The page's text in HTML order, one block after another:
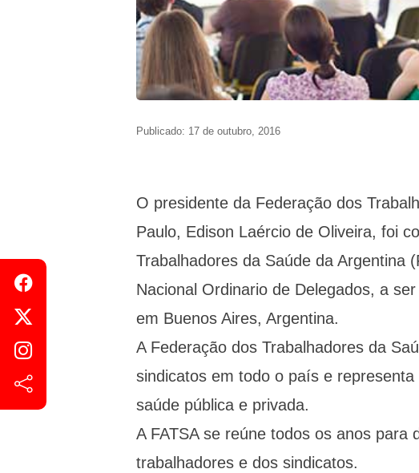
Publicado: 17 de outubro, 2016
O presidente da Federação dos
Paulo, Edison Laércio de Oliveira, foi
Trabalhadores da Saúde da Argentina
Nacional Ordinario de Delegados, a
em Buenos Aires, Argentina.
A Federação dos Trabalhadores da
sindicatos em todo o país e
saúde pública e privada.
A FATSA se reúne todos os anos para
trabalhadores e dos sindicatos.